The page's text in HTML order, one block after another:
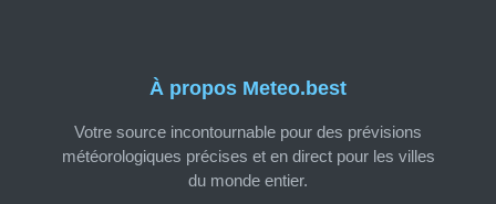
À propos Meteo.best
Votre source incontournable pour des prévisions
météorologiques précises et en direct pour les villes
du monde entier.